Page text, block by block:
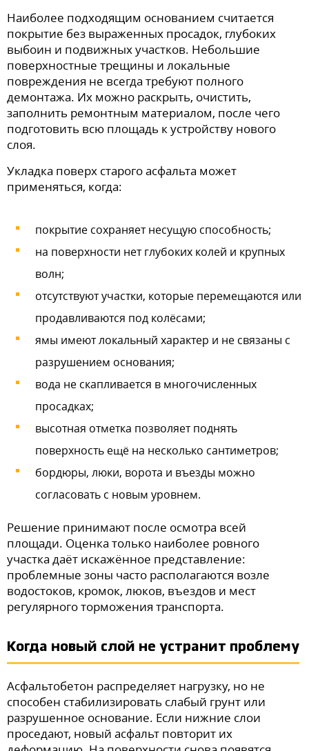
Наиболее подходящим основанием считается
покрытие без выраженных просадок, глубоких
выбоин и подвижных участков. Небольшие
поверхностные трещины и локальные
повреждения не всегда требуют полного
демонтажа. Их можно раскрыть, очистить,
заполнить ремонтным материалом, после чего
подготовить всю площадь к устройству нового
слоя.
Укладка поверх старого асфальта может
применяться, когда:
покрытие сохраняет несущую способность;
на поверхности нет глубоких колей и крупных
волн;
отсутствуют участки, которые перемещаются или
продавливаются под колёсами;
ямы имеют локальный характер и не связаны с
разрушением основания;
вода не скапливается в многочисленных
просадках;
высотная отметка позволяет поднять
поверхность ещё на несколько сантиметров;
бордюры, люки, ворота и въезды можно
согласовать с новым уровнем.
Решение принимают после осмотра всей
площади. Оценка только наиболее ровного
участка даёт искажённое представление:
проблемные зоны часто располагаются возле
водостоков, кромок, люков, въездов и мест
регулярного торможения транспорта.
Когда новый слой не устранит проблему
Асфальтобетон распределяет нагрузку, но не
способен стабилизировать слабый грунт или
разрушенное основание. Если нижние слои
проседают, новый асфальт повторит их